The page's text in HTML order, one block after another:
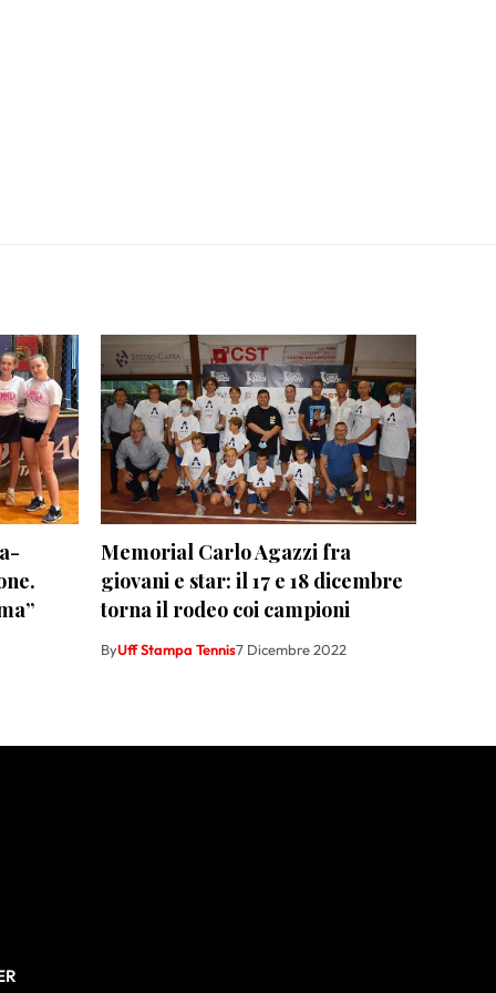
Memorial Carlo Agazzi fra
giovani e star: il 17 e 18 dicembre
torna il rodeo coi campioni
ByUff Stampa Tennis7 Dicembre 2022